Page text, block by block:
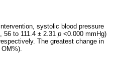
systolic blood pressure
56 to 111.4 ± 2.31 p <0.000 mmHg)
The greatest change in